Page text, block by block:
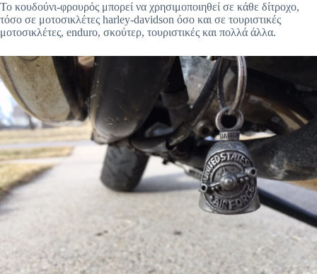
Το κουδούνι-φρουρός μπορεί να χρησιμοποιηθεί σε κάθε δίτροχο,
τόσο σε μοτοσικλέτες harley-davidson όσο και σε τουριστικές
μοτοσικλέτες, enduro, σκούτερ, τουριστικές και πολλά άλλα.